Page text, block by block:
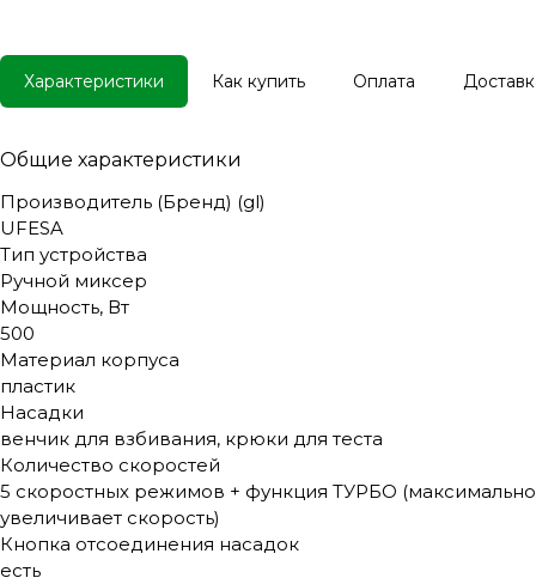
Характеристики Как купить Оплата
Общие характеристики
Производитель (Бренд) (gl)
UFESA
Тип устройства
Ручной миксер
Мощность, Вт
500
Материал корпуса
пластик
Насадки
венчик для взбивания, крюки для теста
Количество скоростей
5 скоростных режимов + функция ТУРБО (максимально
увеличивает скорость)
Кнопка отсоединения насадок
есть